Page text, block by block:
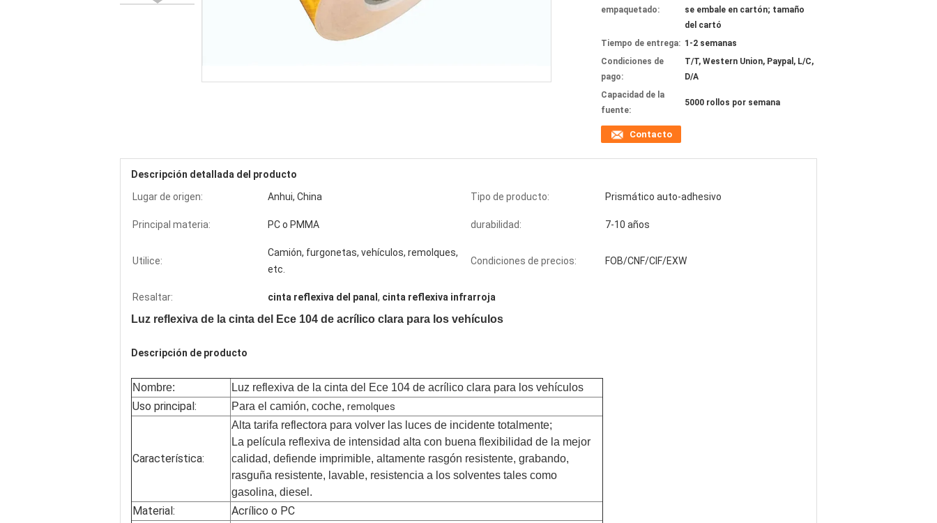
empaquetado:
se embale en cartón; tamaño
del cartó
Tiempo de entrega: 1-2 semanas
Condiciones de
pago:
T/T, Western Union, Paypal, L/C,
D/A
Capacidad de la
fuente:
5000 rollos por semana
Contacto
Descripción detallada del producto
Lugar de origen:
Anhui, China Tipo de producto: Prismático auto-adhesivo
Principal materia: PC o PMMA durabilidad: 7-10 años
Utilice:
Camión, furgonetas, vehículos, remolques,
etc.
Condiciones de precios: FOB/CNF/CIF/EXW
Resaltar: cinta reflexiva del panal , cinta reflexiva infrarroja
Luz reflexiva de la cinta del Ece 104 de acrílico clara para los vehículos
Descripción de producto
Nombre: Luz reflexiva de la cinta del Ece 104 de acrílico clara para los vehículos
Uso principal: Para el camión, coche, remolques
Característica:
Alta tarifa reflectora para volver las luces de incidente totalmente;
La película reflexiva de intensidad alta con buena flexibilidad de la mejor
calidad, defiende imprimible, altamente rasgón resistente, grabando,
rasguña resistente, lavable, resistencia a los solventes tales como
gasolina, diesel.
Material: Acrílico o PC